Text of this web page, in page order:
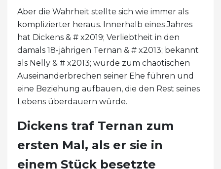
Aber die Wahrheit stellte sich wie immer als
komplizierter heraus. Innerhalb eines Jahres
hat Dickens & # x2019; Verliebtheit in den
damals 18-jährigen Ternan & # x2013; bekannt
als Nelly & # x2013; würde zum chaotischen
Auseinanderbrechen seiner Ehe führen und
eine Beziehung aufbauen, die den Rest seines
Lebens überdauern würde.
Dickens traf Ternan zum
ersten Mal, als er sie in
einem Stück besetzte